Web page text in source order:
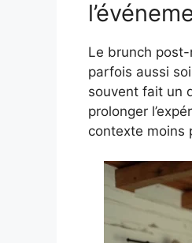
Le brunch
parfois aussi
souvent fait un
prolonger
contexte moins